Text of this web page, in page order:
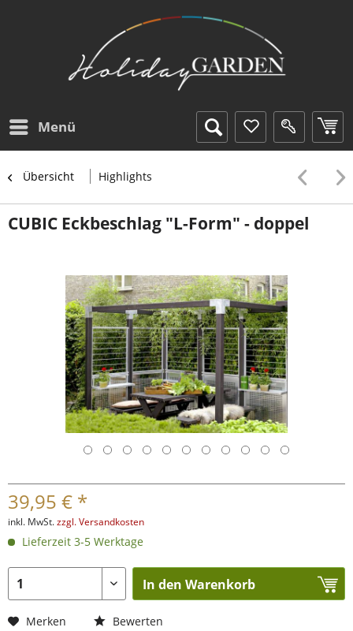
Menü
Übersicht Highlights
CUBIC Eckbeschlag "L-Form" - doppel
39,95 € *
inkl. MwSt.zzgl. Versandkosten
Lieferzeit 3-5 Werktage
In den Warenkorb
Merken Bewerten